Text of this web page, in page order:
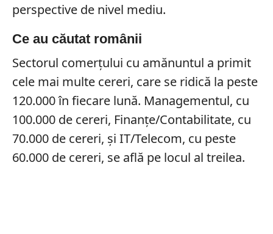
perspective de nivel mediu.
Ce au căutat românii
Sectorul comerțului cu amănuntul a primit
cele mai multe cereri, care se ridică la peste
120.000 în fiecare lună. Managementul, cu
100.000 de cereri, Finanțe/Contabilitate, cu
70.000 de cereri, și IT/Telecom, cu peste
60.000 de cereri, se află pe locul al treilea.